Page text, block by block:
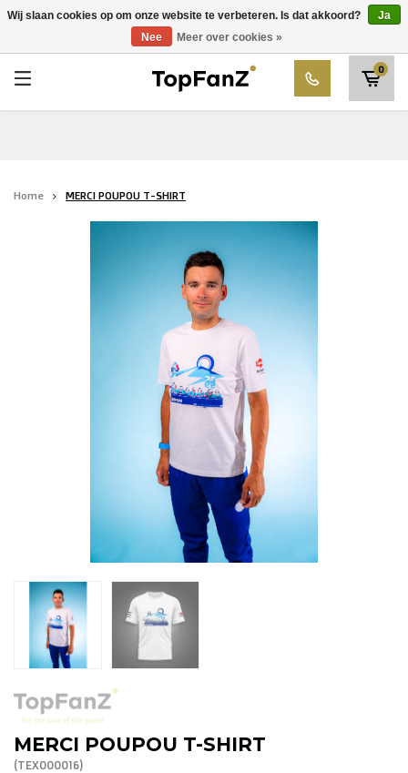
Kies uw club
Marktrock
Alpecin Premier Tech /Fenix Premier Tech
R. EV - Remco Evenepoel
R. EV - Remco Evenepoel
Veilingen
Lopende veilingen
Afgelopen veilingen
0
Home MERCI POUPOU T-SHIRT
MERCI POUPOU T-SHIRT
(TEX000016)
Wij slaan cookies op om onze website te verbeteren. Is dat akkoord?
Ja
Nee
Meer over cookies »